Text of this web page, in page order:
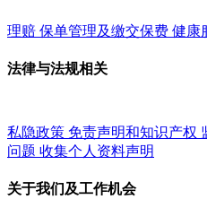
理赔 保单管理及缴交保费 健康
法律与法规相关
私隐政策 免责声明和知识产权
问题 收集个人资料声明
关于我们及工作机会